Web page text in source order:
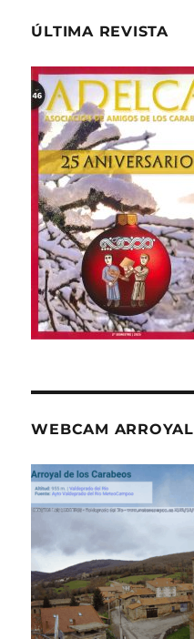
ÚLTIMA REVISTA
WEBCAM ARROYAL